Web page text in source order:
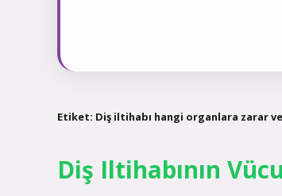
Etiket: Diş iltihabı hangi organlara zarar
Diş Iltihabının